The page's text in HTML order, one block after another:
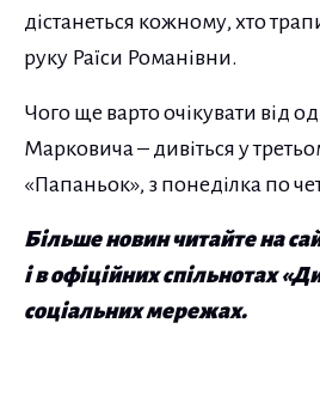
дістанеться кожному, хто
руку Раїси Романівни.
Чого ще варто очікувати від
Марковича – дивіться у
«Папаньок», з понеділка по
Більше новин читайте на
і в офіційних спільнотах
соціальних мережах.